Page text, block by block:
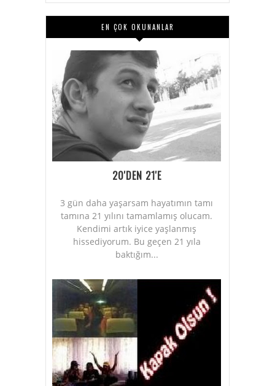
EN ÇOK OKUNANLAR
20'DEN 21'E
3 gün daha yaşarsam hayatımın tamı
tamına 21 yılını tamamlamış olucam.
Kendimi artık iyice yaşlanmış
hissediyorum. Bu geçen 21 yıla
baktığım...